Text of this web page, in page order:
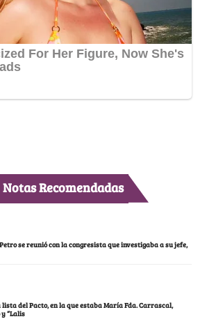
Notas Recomendadas
se reunió con la congresista que investigaba a su jefe,
del Pacto, en la que estaba María Fda. Carrascal,
“Lalis